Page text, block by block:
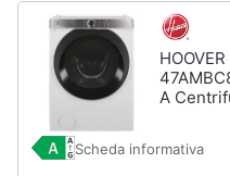
A
Scheda informativa